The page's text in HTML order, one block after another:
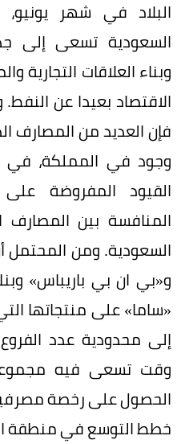
البلاد في شهر
السعودية تسعى إلى
وبناء العلاقات التجارية
الاقتصاد بعيدا عن
فإن العديد من المصارف
وجود في المملكة،
القيود المفروضة على
المنافسة بين
السعودية. ومن المحتمل
و«بي ان بي باريباس»
«ساما» على منتجاتها
إلى محدودية عدد
وقت تسعى فيه
الحصول على رخصة
خطط التوسع في منطقة